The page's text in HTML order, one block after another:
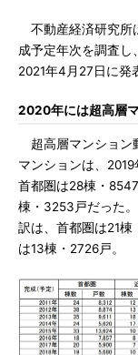
不動産経済研究所
成予定年次を調査し
2021年4月27日に発
2020年には超高層
超高層マンション
マンションは、
首都圏は28棟・
棟・3253戸だった
訳は、首都圏は21
は13棟・2726戸。